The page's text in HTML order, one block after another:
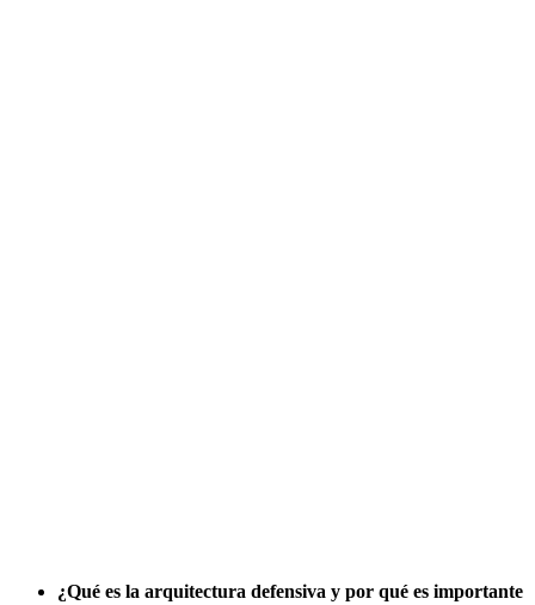
¿Qué es la arquitectura defensiva y por qué es importante